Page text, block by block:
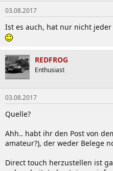
03.08.2017
Ist es auch, hat nur nicht
REDFROG
Enthusiast
03.08.2017
Quelle?
Ahh.. habt ihr den Post von
amateur?), der weder Belege
Direct touch herzustellen ist